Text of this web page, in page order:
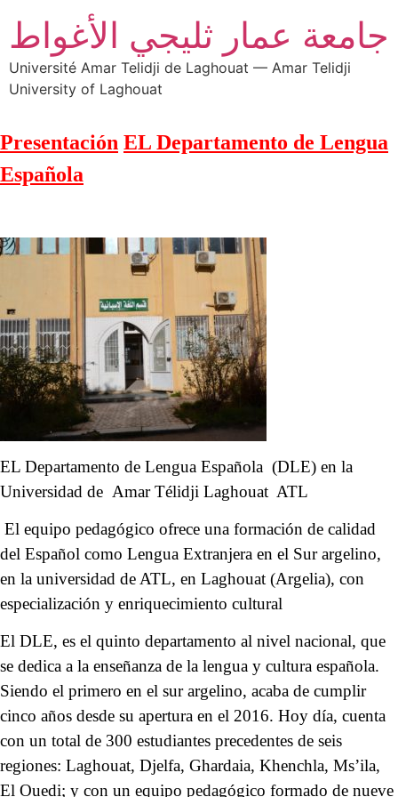
جامعة عمار ثليجي الأغواط
Université Amar Telidji de Laghouat — Amar Telidji
University of Laghouat
Presentación EL Departamento de Lengua
Española
EL Departamento de Lengua Española (DLE) en la
Universidad de Amar Télidji Laghouat ATL
El equipo pedagógico ofrece una formación de calidad
del Español como Lengua Extranjera en el Sur argelino,
en la universidad de ATL, en Laghouat (Argelia), con
especialización y enriquecimiento cultural
El DLE, es el quinto departamento al nivel nacional, que
se dedica a la enseñanza de la lengua y cultura española.
Siendo el primero en el sur argelino, acaba de cumplir
cinco años desde su apertura en el 2016. Hoy día, cuenta
con un total de 300 estudiantes precedentes de seis
regiones: Laghouat, Djelfa, Ghardaia, Khenchla, Ms’ila,
El Ouedi; y con un equipo pedagógico formado de nueve